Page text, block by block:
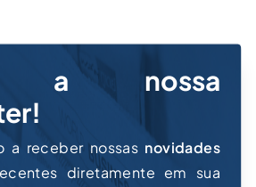
a nossa
a receber nossas novidades
diretamente em sua